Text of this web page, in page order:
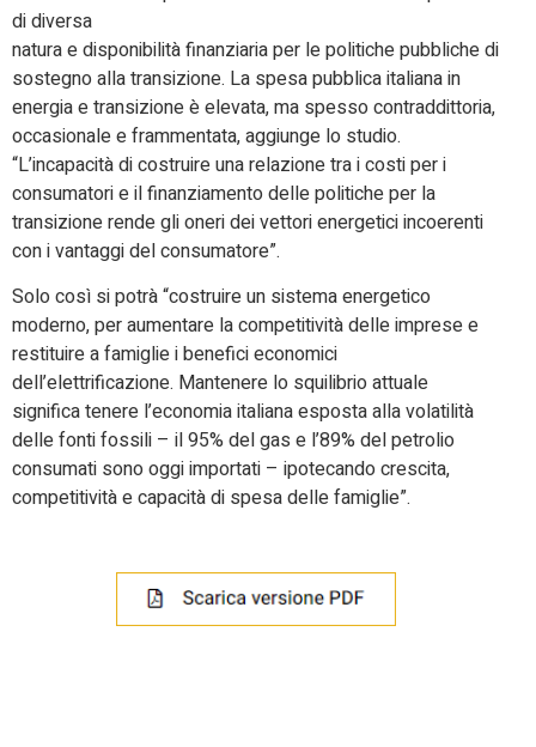
di diversa
natura e disponibilità finanziaria per le politiche pubbliche di
sostegno alla transizione. La spesa pubblica italiana in
energia e transizione è elevata, ma spesso contraddittoria,
occasionale e frammentata, aggiunge lo studio.
“L’incapacità di costruire una relazione tra i costi per i
consumatori e il finanziamento delle politiche per la
transizione rende gli oneri dei vettori energetici incoerenti
con i vantaggi del consumatore”.
Solo così si potrà “costruire un sistema energetico
moderno, per aumentare la competitività delle imprese e
restituire a famiglie i benefici economici
dell’elettrificazione. Mantenere lo squilibrio attuale
significa tenere l’economia italiana esposta alla volatilità
delle fonti fossili – il 95% del gas e l’89% del petrolio
consumati sono oggi importati – ipotecando crescita,
competitività e capacità di spesa delle famiglie”.